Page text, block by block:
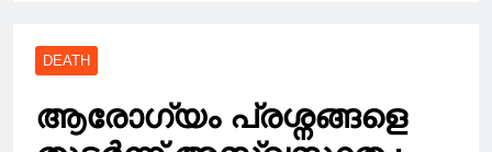
DEATH
ആരോഗ്യം പ്രശ്നങ്ങളെ